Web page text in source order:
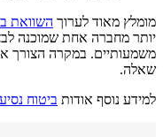
מומלץ מאוד לערוך השוואת
יותר מחברה אחת שמוכנה
משמעותיים. במקרה הצורך
שאלה.
למידע נוסף אודות ביטוח